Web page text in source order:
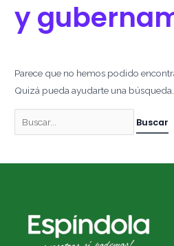
y
Parece que no hemos podido
Quizá pueda ayudarte una búsqueda.